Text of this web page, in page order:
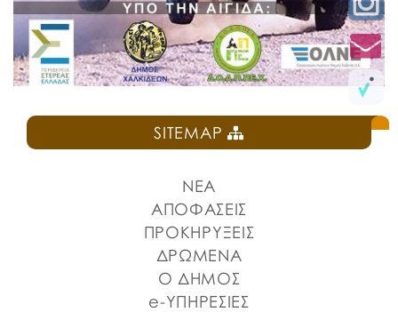
SITEMAP
ΝΕΑ
ΑΠΟΦΑΣΕΙΣ
ΠΡΟΚΗΡΥΞΕΙΣ
ΔΡΩΜΕΝΑ
Ο ΔΗΜΟΣ
e-ΥΠΗΡΕΣΙΕΣ